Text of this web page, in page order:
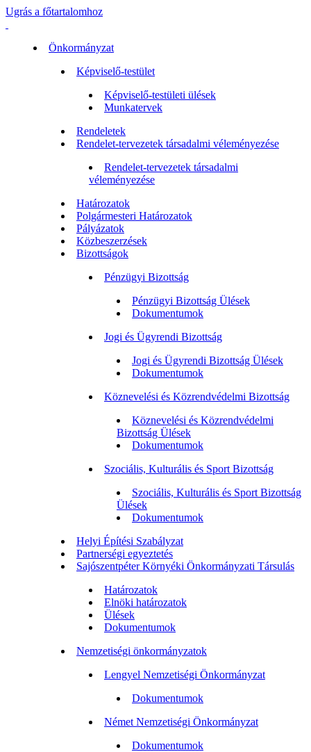
Ugrás a főtartalomhoz
Önkormányzat
Képviselő-testület
Képviselő-testületi ülések
Munkatervek
Rendeletek
Rendelet-tervezetek társadalmi véleményezése
Rendelet-tervezetek társadalmi
véleményezése
Határozatok
Polgármesteri Határozatok
Pályázatok
Közbeszerzések
Bizottságok
Pénzügyi Bizottság
Pénzügyi Bizottság Ülések
Dokumentumok
Jogi és Ügyrendi Bizottság
Jogi és Ügyrendi Bizottság Ülések
Dokumentumok
Köznevelési és Közrendvédelmi Bizottság
Köznevelési és Közrendvédelmi
Bizottság Ülések
Dokumentumok
Szociális, Kulturális és Sport Bizottság
Szociális, Kulturális és Sport Bizottság
Ülések
Dokumentumok
Helyi Építési Szabályzat
Partnerségi egyeztetés
Sajószentpéter Környéki Önkormányzati Társulás
Határozatok
Elnöki határozatok
Ülések
Dokumentumok
Nemzetiségi önkormányzatok
Lengyel Nemzetiségi Önkormányzat
Dokumentumok
Német Nemzetiségi Önkormányzat
Dokumentumok